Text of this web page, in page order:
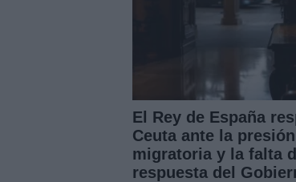
El Rey de España
Ceuta ante la presión
migratoria y la falta
respuesta del